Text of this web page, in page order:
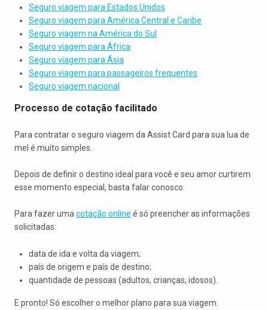
Seguro viagem para Estados Unidos
Seguro viagem para América Central e Caribe
Seguro viagem na América do Sul
Seguro viagem para África
Seguro viagem para Ásia
Seguro viagem para passageiros frequentes
Seguro viagem nacional
Processo de cotação facilitado
Para contratar o seguro viagem da Assist Card para sua lua de
mel é muito simples.
Depois de definir o destino ideal para você e seu amor curtirem
esse momento especial, basta falar conosco.
Para fazer umacotação online é só preencher as informações
solicitadas:
data de ida e volta da viagem;
país de origem e país de destino;
quantidade de pessoas (adultos, crianças, idosos).
E pronto! Só escolher o melhor plano para sua viagem.